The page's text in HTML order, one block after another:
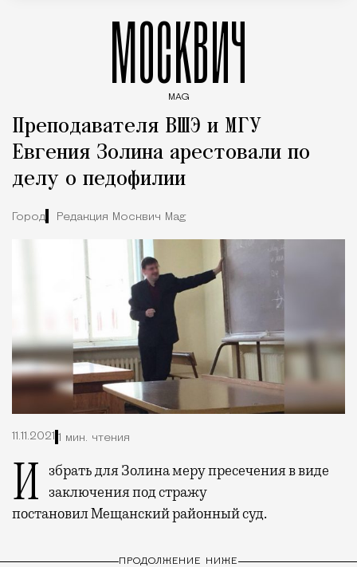
МОСКВИЧ
MAG
Преподавателя ВШЭ и МГУ
Евгения Золина арестовали по
делу о педофилии
Город Редакция Москвич Mag
11.11.2021 1 мин. чтения
Избрать для Золина меру пресечения в виде
заключения под стражу
постановил Мещанский районный суд.
ПРОДОЛЖЕНИЕ НИЖЕ